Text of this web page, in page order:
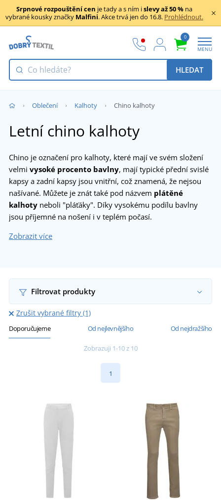
Srpnové rozpouštění cen je tady a s ním islevy až 50 % na
vybrané kousky značky Malfini. Akce trvá jen do 16.8. Prohlédnout.
0
MENU
HLEDAT
Oblečení Kalhoty Chino kalhoty
Letní chino kalhoty
Chino je označení pro kalhoty, které mají ve svém složení
velmi vysoké procento bavlny, mají typické přední svislé
kapsy a zadní kapsy jsou vnitřní, což znamená, že nejsou
našívané. Můžete je znát také pod názvem plátěné
kalhoty neboli "pláťáky". Díky vysokému podílu bavlny
jsou příjemné na nošení i v teplém počasí.
Zobrazit více
Filtrovat produkty
Zrušit vybrané filtry (1)
Doporučujeme Od nejlevnějšího Od nejdražšího
Zobrazuji 1-10 z 10
1